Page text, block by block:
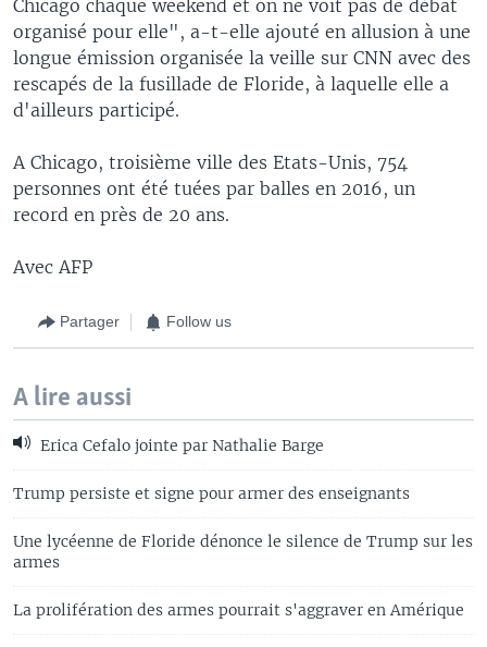
Chicago chaque weekend et on ne voit pas de débat
organisé pour elle", a-t-elle ajouté en allusion à une
longue émission organisée la veille sur CNN avec des
rescapés de la fusillade de Floride, à laquelle elle a
d'ailleurs participé.
A Chicago, troisième ville des Etats-Unis, 754
personnes ont été tuées par balles en 2016, un
record en près de 20 ans.
Avec AFP
Partager Follow us
A lire aussi
Erica Cefalo jointe par Nathalie Barge
Trump persiste et signe pour armer des enseignants
Une lycéenne de Floride dénonce le silence de Trump sur les
armes
La prolifération des armes pourrait s'aggraver en Amérique